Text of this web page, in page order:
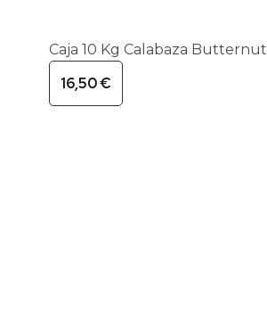
Caja 10 Kg Calabaza Butternut
16,50€